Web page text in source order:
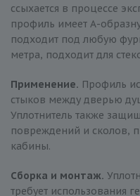
ссыхается в процессе
профиль имеет А-
подходит под любую
метра, подходит для
Применение. Профиль
стыков между дверью
Уплотнитель также
повреждений и сколов,
кабины.
Сборка и монтаж.
требует использования